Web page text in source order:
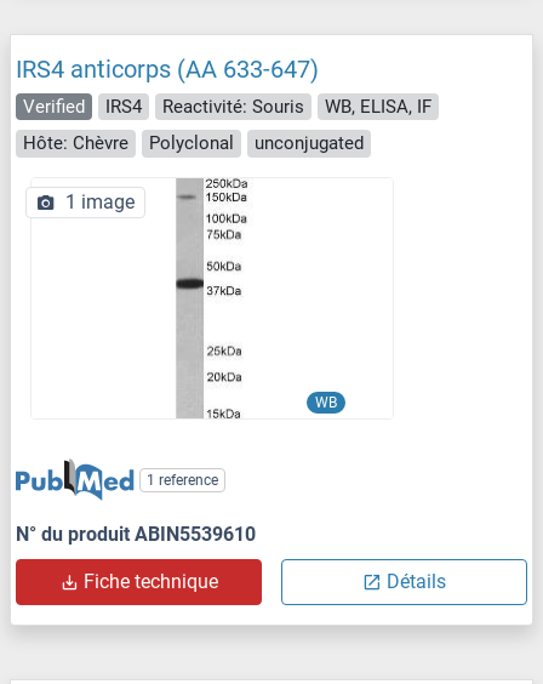
IRS4 anticorps (AA 633-647)
Verified IRS4 Reactivité: Souris
WB, ELISA, IF
Hôte: Chèvre
Polyclonal unconjugated
WB
1 image
1 reference
N° du produit ABIN5539610
Fiche technique Détails